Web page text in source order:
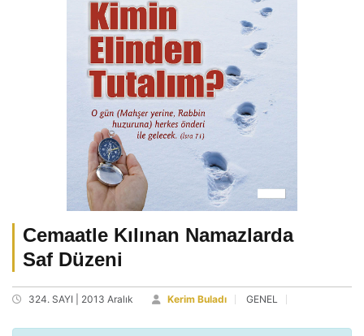
Cemaatle Kılınan Namazlarda
Saf Düzeni
324. SAYI | 2013 Aralık Kerim Buladı GENEL